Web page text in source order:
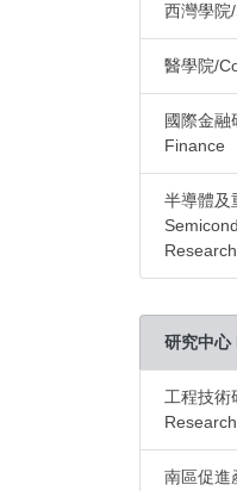
西灣學院
醫學院/
國際金
Finance
半導體及
Research
研究中
工程技術
南區促進